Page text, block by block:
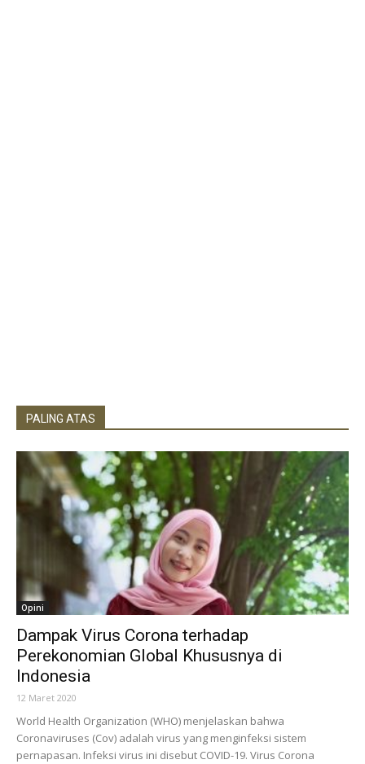
PALING ATAS
Opini
Dampak Virus Corona terhadap
Perekonomian Global Khususnya di
Indonesia
12 Maret 2020
World Health Organization (WHO) menjelaskan bahwa
Coronaviruses (Cov) adalah virus yang menginfeksi sistem
pernapasan. Infeksi virus ini disebut COVID-19. Virus Corona